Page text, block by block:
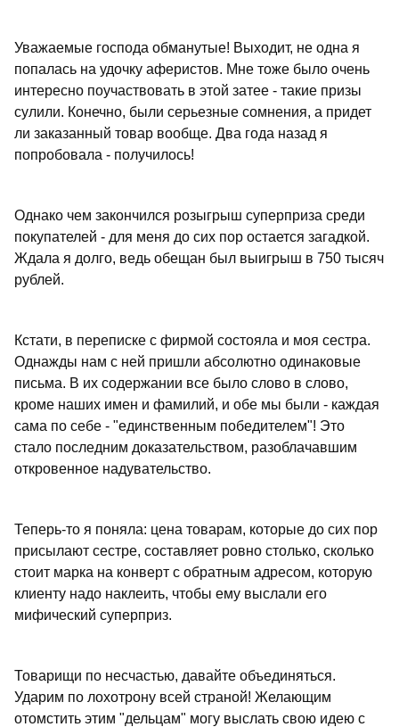
Уважаемые господа обманутые! Выходит, не одна я
попалась на удочку аферистов. Мне тоже было очень
интересно поучаствовать в этой затее - такие призы
сулили. Конечно, были серьезные сомнения, а придет
ли заказанный товар вообще. Два года назад я
попробовала - получилось!
Однако чем закончился розыгрыш суперприза среди
покупателей - для меня до сих пор остается загадкой.
Ждала я долго, ведь обещан был выигрыш в 750 тысяч
рублей.
Кстати, в переписке с фирмой состояла и моя сестра.
Однажды нам с ней пришли абсолютно одинаковые
письма. В их содержании все было слово в слово,
кроме наших имен и фамилий, и обе мы были - каждая
сама по себе - "единственным победителем"! Это
стало последним доказательством, разоблачавшим
откровенное надувательство.
Теперь-то я поняла: цена товарам, которые до сих пор
присылают сестре, составляет ровно столько, сколько
стоит марка на конверт с обратным адресом, которую
клиенту надо наклеить, чтобы ему выслали его
мифический суперприз.
Товарищи по несчастью, давайте объединяться.
Ударим по лохотрону всей страной! Желающим
отомстить этим "дельцам" могу выслать свою идею с